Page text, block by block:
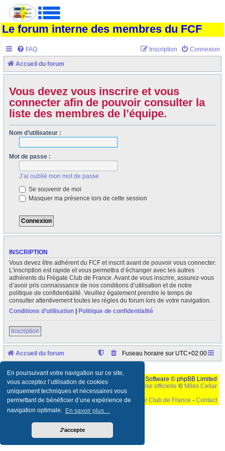
En poursuivant votre navigation sur ce site,
vous acceptez l’utilisation de cookies
uniquement techniques et nécessaires vous
permettant de bénéficier d’une expérience de
navigation optimale. En savoir plus…
J’accepte
Le forum interne des membres du FCF
FAQ Connexion
Inscription
Accueil du forum
Vous devez vous inscrire et vous
connecter afin de pouvoir consulter la
liste des membres de l’équipe.
Nom d’utilisateur :
Mot de passe :
J’ai oublié mon mot de passe
Se souvenir de moi
Masquer ma présence lors de cette session
INSCRIPTION
Vous devez être adhérent du FCF et inscrit avant de pouvoir vous connecter.
L’inscription est rapide et vous permettra d’échanger avec les autres
adhérents du Frégate Club de France. Avant de vous inscrire, assurez-vous
d’avoir pris connaissance de nos conditions d’utilisation et de notre
politique de confidentialité. Veuillez également prendre le temps de
consulter attentivement toutes les règles du forum lors de votre navigation.
Conditions d’utilisation
Politique de confidentialité
Inscription
Accueil du forum Fuseau horaire sur UTC+02:00
Développé parphpBB
® Forum Software © phpBB Limited
Traduction française officielle © Miles Cellar
©Le Frégate Club de France - Contact
Ceci est un texte de remplissage qui n'a pour but que forcer l'elargissement de la div page...
parametres d'affichage pas defaut de votre navigateur" faut bien trouver des paliatifs !